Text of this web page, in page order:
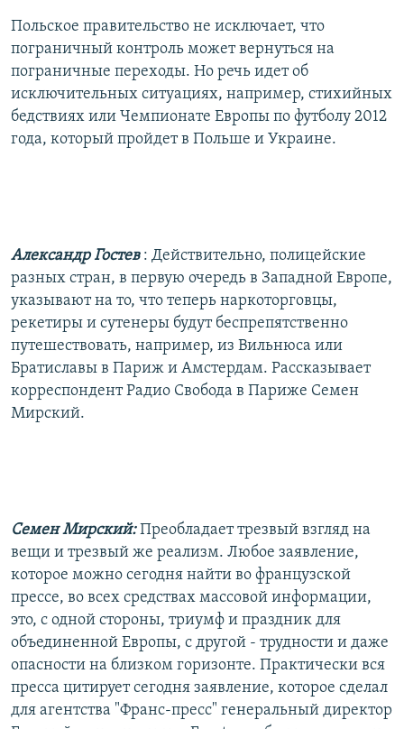
Польское правительство не исключает, что
пограничный контроль может вернуться на
пограничные переходы. Но речь идет об
исключительных ситуациях, например, стихийных
бедствиях или Чемпионате Европы по футболу 2012
года, который пройдет в Польше и Украине.
Александр Гостев : Действительно, полицейские
разных стран, в первую очередь в Западной Европе,
указывают на то, что теперь наркоторговцы,
рекетиры и сутенеры будут беспрепятственно
путешествовать, например, из Вильнюса или
Братиславы в Париж и Амстердам. Рассказывает
корреспондент Радио Свобода в Париже Семен
Мирский.
Семен Мирский:Преобладает трезвый взгляд на
вещи и трезвый же реализм. Любое заявление,
которое можно сегодня найти во французской
прессе, во всех средствах массовой информации,
это, с одной стороны, триумф и праздник для
объединенной Европы, с другой - трудности и даже
опасности на близком горизонте. Практически вся
пресса цитирует сегодня заявление, которое сделал
для агентства "Франс-пресс" генеральный директор